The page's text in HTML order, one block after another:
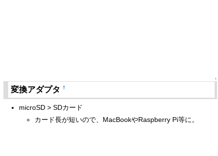
↑
変換アダプタ†
microSD > SDカード
カード長が短いので、MacBookやRaspberry Pi等に。